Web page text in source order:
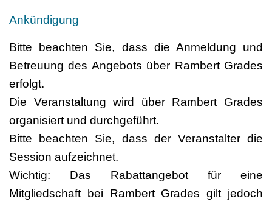
Ankündigung
Bitte beachten Sie, dass die Anmeldung und
Betreuung des Angebots über Rambert Grades
erfolgt.
Die Veranstaltung wird über Rambert Grades
organisiert und durchgeführt.
Bitte beachten Sie, dass der Veranstalter die
Session aufzeichnet.
​​​​​​​Wichtig: Das Rabattangebot für eine
Mitgliedschaft bei Rambert Grades gilt jedoch